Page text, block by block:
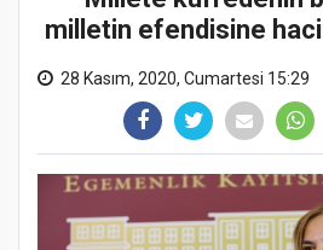
milletin efendisine
28 Kasım, 2020, Cumartesi 15:29